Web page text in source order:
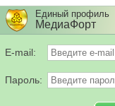
Единый профиль
МедиаФорт
E-mail:
Пароль: